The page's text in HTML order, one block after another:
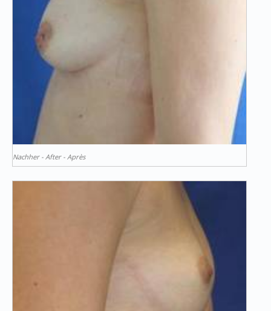
Nachher - After - Après